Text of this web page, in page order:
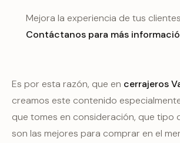
Mejora la experiencia de tus
Contáctanos para más
Es por esta razón, que en cerrajeros
creamos este contenido
que tomes en consideración, que tipo
son las mejores para comprar en el